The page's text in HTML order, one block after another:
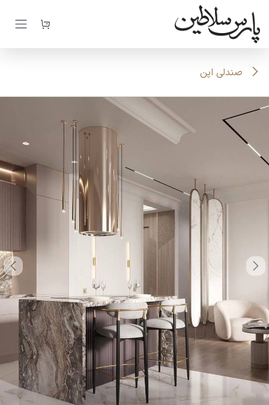
صرف نظر و مشاهده محتوا
صندلی اپن